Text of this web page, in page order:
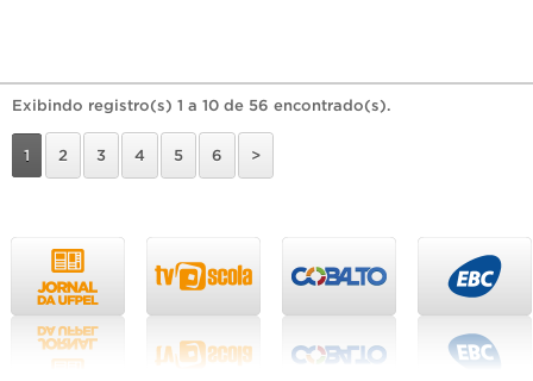
Exibindo registro(s) 1 a 10 de 56 encontrado(s).
1 2 3 4 5 6 >